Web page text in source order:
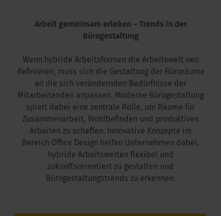
im BüroArbeit gemeinsam erleben – Trends in der
Bürogestaltung
Wenn hybride Arbeitsformen die Arbeitswelt neu
definieren, muss sich die Gestaltung der Büroräume
an die sich verändernden Bedürfnisse der
Mitarbeitenden anpassen. Moderne Bürogestaltung
spielt dabei eine zentrale Rolle, um Räume für
Zusammenarbeit, Wohlbefinden und produktives
Arbeiten zu schaffen. Innovative Konzepte im
Bereich Office Design helfen Unternehmen dabei,
hybride Arbeitswelten flexibel und
zukunftsorientiert zu gestalten und
Bürogestaltungstrends zu erkennen.